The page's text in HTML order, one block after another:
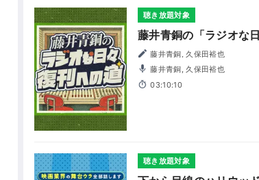
聴き放題対象
藤井青銅の「ラジオな
藤井青銅, 久保田裕也
藤井青銅, 久保田裕也
03:10:10
聴き放題対象